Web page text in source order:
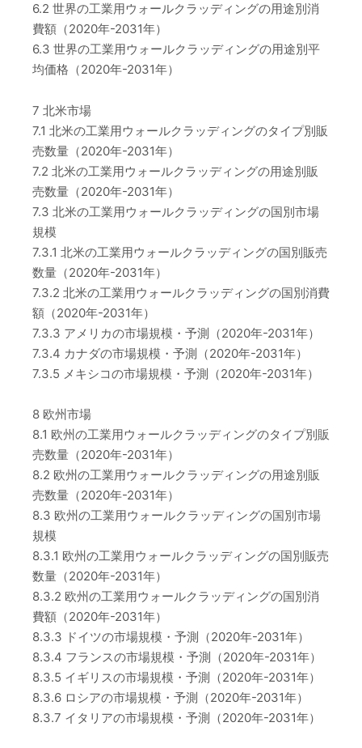
6.2 世界の工業用ウォールクラッディングの用途別消
費額（2020年-2031年）
6.3 世界の工業用ウォールクラッディングの用途別平
均価格（2020年-2031年）
7 北米市場
7.1 北米の工業用ウォールクラッディングのタイプ別販
売数量（2020年-2031年）
7.2 北米の工業用ウォールクラッディングの用途別販
売数量（2020年-2031年）
7.3 北米の工業用ウォールクラッディングの国別市場
規模
7.3.1 北米の工業用ウォールクラッディングの国別販売
数量（2020年-2031年）
7.3.2 北米の工業用ウォールクラッディングの国別消費
額（2020年-2031年）
7.3.3 アメリカの市場規模・予測（2020年-2031年）
7.3.4 カナダの市場規模・予測（2020年-2031年）
7.3.5 メキシコの市場規模・予測（2020年-2031年）
8 欧州市場
8.1 欧州の工業用ウォールクラッディングのタイプ別販
売数量（2020年-2031年）
8.2 欧州の工業用ウォールクラッディングの用途別販
売数量（2020年-2031年）
8.3 欧州の工業用ウォールクラッディングの国別市場
規模
8.3.1 欧州の工業用ウォールクラッディングの国別販売
数量（2020年-2031年）
8.3.2 欧州の工業用ウォールクラッディングの国別消
費額（2020年-2031年）
8.3.3 ドイツの市場規模・予測（2020年-2031年）
8.3.4 フランスの市場規模・予測（2020年-2031年）
8.3.5 イギリスの市場規模・予測（2020年-2031年）
8.3.6 ロシアの市場規模・予測（2020年-2031年）
8.3.7 イタリアの市場規模・予測（2020年-2031年）